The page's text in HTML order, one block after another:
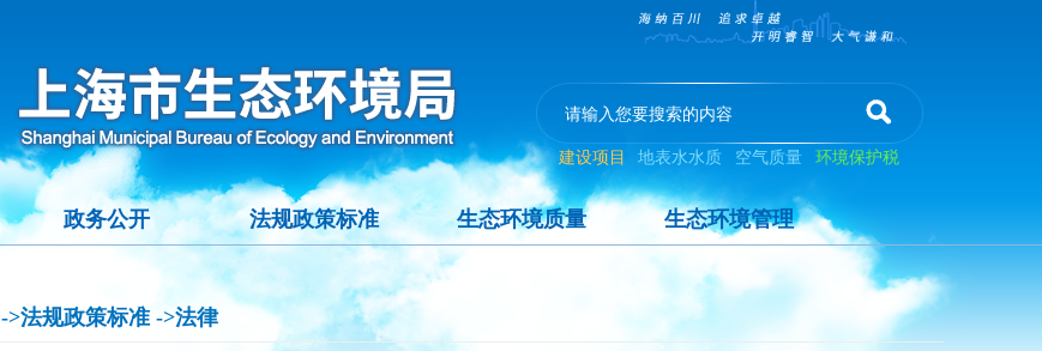
建设项目 地表水水质 空气质量 环境保护税
政务公开 法规政策标准 生态环境质量 生态环境管理
->法规政策标准 ->法律